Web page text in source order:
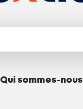
Qui sommes-nous